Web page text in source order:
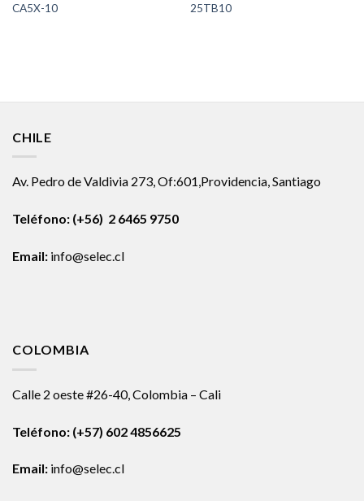
CA5X-10 25TB10
CHILE
Av. Pedro de Valdivia 273, Of:601,Providencia, Santiago
Teléfono: (+56) 2 6465 9750
Email: info@selec.cl
COLOMBIA
Calle 2 oeste #26-40, Colombia – Cali
Teléfono: (+57) 602 4856625
Email: info@selec.cl